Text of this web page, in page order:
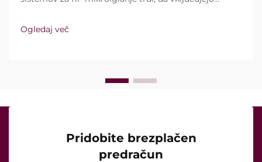
vprašanje pa ni le, ali te funkcije sploh obstajajo,
temveč kako natančno delujejo med kliničnim
Ogledaj več
Pridobite brezplačen
predračun